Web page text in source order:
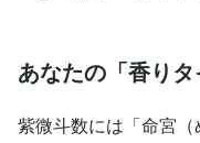
あなたの「香り
紫微斗数には「命宮